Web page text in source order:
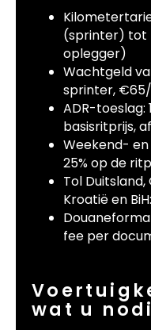
(sprinter)
oplegger)
Wachtgeld
sprinter,
ADR-toeslag:
basisritprijs,
Weekend-
25% op de
Tol Duitsland,
Kroatië en
fee per
wat u